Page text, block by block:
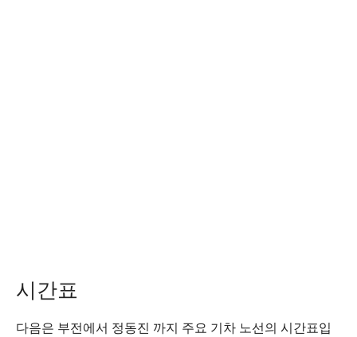
시간표
다음은 부전에서 정동진 까지 주요 기차 노선의 시간표입